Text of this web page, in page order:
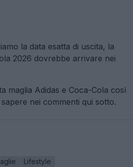
la data esatta di uscita, la
2026 dovrebbe arrivare nei
maglia Adidas e Coca-Cola così
nei commenti qui sotto.
Lifestyle